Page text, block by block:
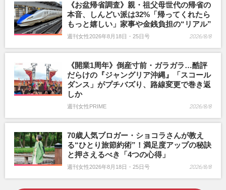
《お盆帰省調査》親・祖父母世代の帰省の
本音、しんどい派は32%「帰ってくれたら
もっと嬉しい」家事や金銭負担の“リアル”
週刊女性2026年8月18日・25日号 2026/8/8
《開業1周年》倒産寸前・ガラガラ…酷評
だらけの『ジャングリア沖縄』「スコール
ダンス」がプチバズり、路線変更で巻き返
しか
週刊女性PRIME 2026/8/8
70歳人気ブロガー・ショコラさんが教え
る“ひとり旅節約術”！満足度アップの秘訣
と押さえるべき「4つの心得」
週刊女性2026年8月18日・25日号 2026/8/8